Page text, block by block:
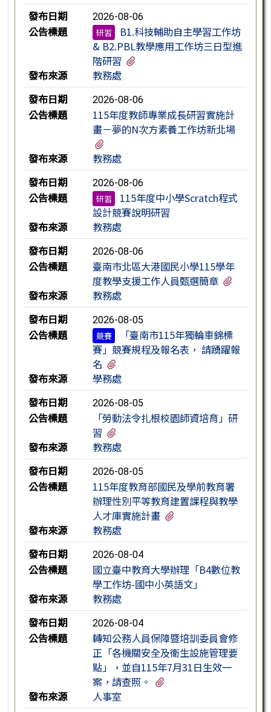
發布日期
2026-08-06
公告標題 研習
B1.科技輔助自主學習工作坊
& B2.PBL教學應用工作坊三日型進
階研習
發布來源
教務處
發布日期
2026-08-06
公告標題
115年度教師專業成長研習實施計
畫－夢的N次方素養工作坊新北場
發布來源
教務處
發布日期
2026-08-06
公告標題 研習
115年度中小學Scratch程式
設計競賽說明研習
發布來源
教務處
發布日期
2026-08-06
公告標題
臺南市北區大港國民小學115學年
度教學支援工作人員甄選簡章
發布來源
教務處
發布日期
2026-08-05
公告標題 競賽
「臺南市115年獨輪車錦標
賽」競賽規程及報名表， 請踴躍報
名
發布來源
學務處
發布日期
2026-08-05
公告標題
「勞動法令扎根校園師資培育」研
習
發布來源
教務處
發布日期
2026-08-05
公告標題
115年度教育部國民及學前教育署
辦理性別平等教育建置課程與教學
人才庫實施計畫
發布來源
教務處
發布日期
2026-08-04
公告標題
國立臺中教育大學辦理「B4數位教
學工作坊-國中小英語文」
發布來源
教務處
發布日期
2026-08-04
公告標題
轉知公務人員保障暨培訓委員會修
正「各機關安全及衛生設施管理要
點」，並自115年7月31日生效一
案，請查照。
發布來源
人事室